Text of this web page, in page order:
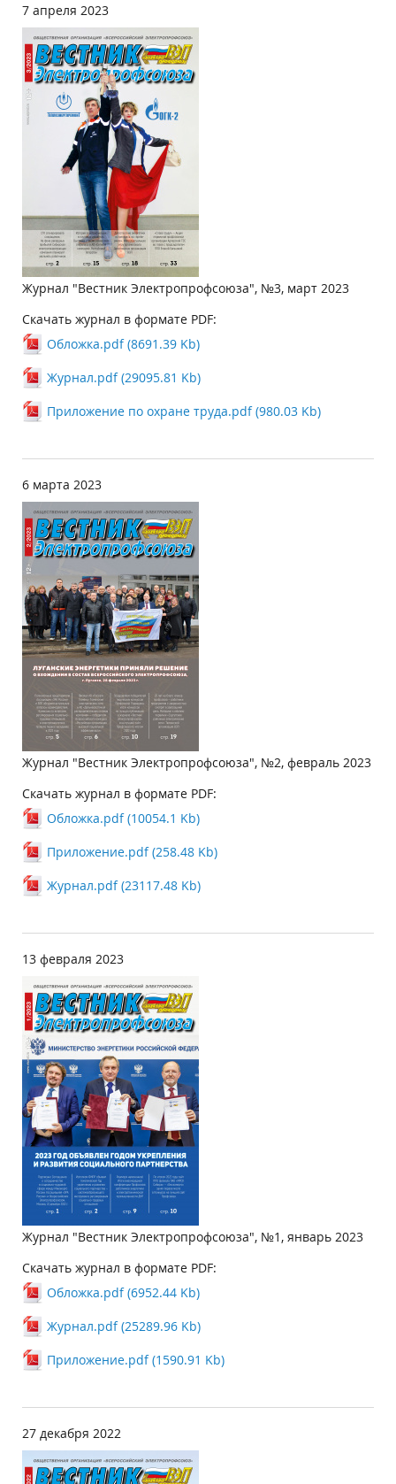
7 апреля 2023
Журнал "Вестник Электропрофсоюза", №3, март 2023
Скачать журнал в формате PDF:
Обложка.pdf (8691.39 Kb)
Журнал.pdf (29095.81 Kb)
Приложение по охране труда.pdf (980.03 Kb)
6 марта 2023
Журнал "Вестник Электропрофсоюза", №2, февраль 2023
Скачать журнал в формате PDF:
Обложка.pdf (10054.1 Kb)
Приложение.pdf (258.48 Kb)
Журнал.pdf (23117.48 Kb)
13 февраля 2023
Журнал "Вестник Электропрофсоюза", №1, январь 2023
Скачать журнал в формате PDF:
Обложка.pdf (6952.44 Kb)
Журнал.pdf (25289.96 Kb)
Приложение.pdf (1590.91 Kb)
27 декабря 2022